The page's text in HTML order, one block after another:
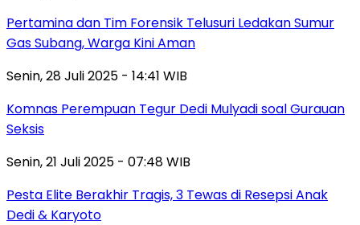
Pertamina dan Tim Forensik Telusuri Ledakan Sumur
Gas Subang, Warga Kini Aman
Senin, 28 Juli 2025 - 14:41 WIB
Komnas Perempuan Tegur Dedi Mulyadi soal Gurauan
Seksis
Senin, 21 Juli 2025 - 07:48 WIB
Pesta Elite Berakhir Tragis, 3 Tewas di Resepsi Anak
Dedi & Karyoto